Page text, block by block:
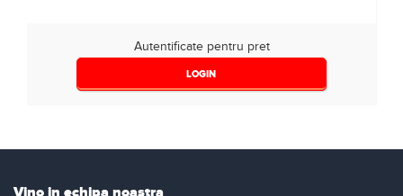
Autentificate pentru pret
LOGIN
Vino in echipa noastra